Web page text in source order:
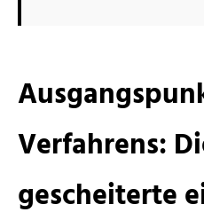
Verfahrens:
gescheiterte